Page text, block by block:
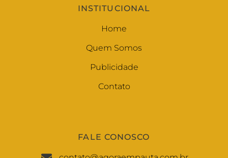
INSTITUCIONAL
Home
Quem Somos
Publicidade
Contato
FALE CONOSCO